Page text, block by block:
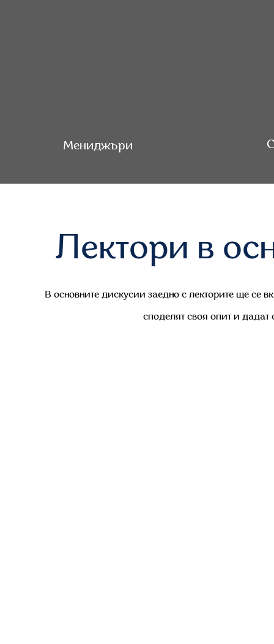
Мениджъри
Лектори в
В основните дискусии заедно с лекторите ще се
споделят своя опит и дадат